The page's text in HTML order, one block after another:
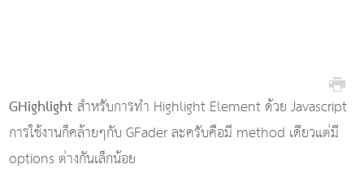
GHighlightสำหรับการทำ Highlight Element ด้วย Javascript
การใช้งานก็คล้ายๆกับ GFader ละครับคือมี method เดียวแต่มี
options ต่างกันเล็กน้อย